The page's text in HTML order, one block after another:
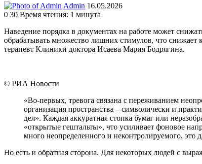
Admin Send
an
16.05.2026
0 30 Время чтения: 1 минута
Наведение порядка в документах на работе может
обрабатывать множество лишних стимулов, что снижает
терапевт Клиники доктора Исаева Мария Бодрягина.
© РИА Новости
«Во-первых, тревога связана с переживанием
организация пространства – символически и
дел». Каждая аккуратная стопка бумаг или
«открытые гештальты», что усиливает фоновое
много неопределенного и неконтролируемого,
Но есть и обратная сторона. Для некоторых людей с